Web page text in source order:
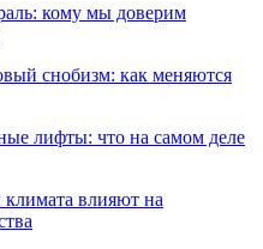
кому мы доверим
снобизм: как меняются
лифты: что на самом деле
влияют на